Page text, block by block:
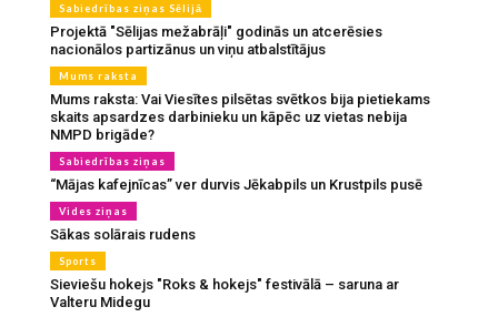
Sabiedrības ziņas Sēlijā
Projektā "Sēlijas mežabrāļi" godinās un atcerēsies
nacionālos partizānus un viņu atbalstītājus
Mums raksta
Mums raksta: Vai Viesītes pilsētas svētkos bija pietiekams
skaits apsardzes darbinieku un kāpēc uz vietas nebija
NMPD brigāde?
Sabiedrības ziņas
“Mājas kafejnīcas” ver durvis Jēkabpils un Krustpils pusē
Vides ziņas
Sākas solārais rudens
Sports
Sieviešu hokejs "Roks & hokejs" festivālā – saruna ar
Valteru Midegu